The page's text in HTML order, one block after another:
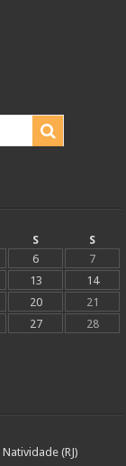
S
S
6
7
13
14
20
21
27
28
(RJ)